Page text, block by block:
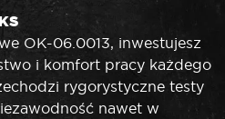
OK-06.0013, inwestujesz
i komfort pracy każdego
rygorystyczne testy
nawet w